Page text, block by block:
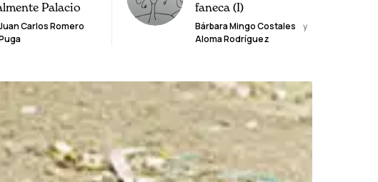
Palacio
Carlos Romero
faneca (I)
Bárbara Mingo Costales
y
Aloma Rodríguez